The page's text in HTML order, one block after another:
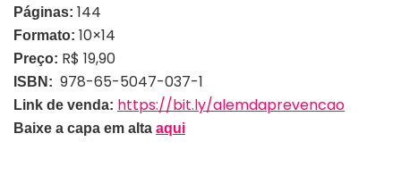
Páginas: 144
Formato: 10×14
Preço: R$ 19,90
ISBN: 978-65-5047-037-1
Link de venda: https://bit.ly/alemdaprevencao
Baixe a capa em alta aqui